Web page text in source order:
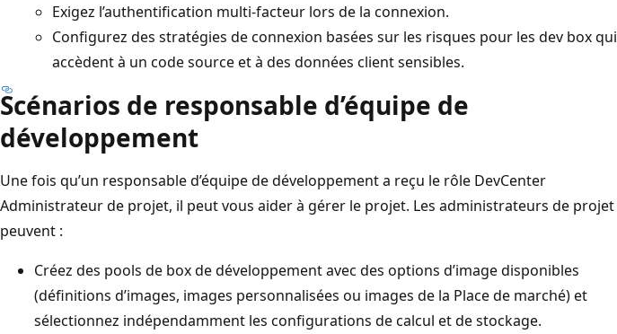
Exigez l’authentification multi-facteur lors de la connexion.
Configurez des stratégies de connexion basées sur les risques pour les dev box qui
accèdent à un code source et à des données client sensibles.
Scénarios de responsable d’équipe de
développement
Une fois qu’un responsable d’équipe de développement a reçu le rôle DevCenter
Administrateur de projet, il peut vous aider à gérer le projet. Les administrateurs de projet
peuvent :
Créez des pools de box de développement avec des options d’image disponibles
(définitions d’images, images personnalisées ou images de la Place de marché) et
sélectionnez indépendamment les configurations de calcul et de stockage.